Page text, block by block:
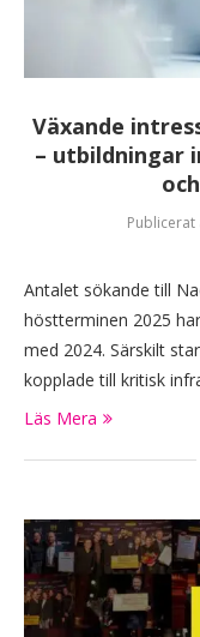
Växande
– utbildningar
Publicerat
Antalet sökande till
höstterminen 2025
med 2024. Särskilt
kopplade till kritisk
Läs Mera